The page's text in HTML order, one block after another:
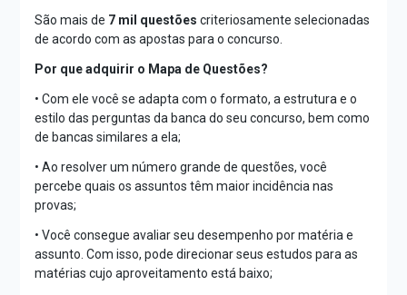
São mais de 7 mil questões criteriosamente selecionadas
de acordo com as apostas para o concurso.
Por que adquirir o Mapa de Questões?
• Com ele você se adapta com o formato, a estrutura e o
estilo das perguntas da banca do seu concurso, bem como
de bancas similares a ela;
• Ao resolver um número grande de questões, você
percebe quais os assuntos têm maior incidência nas
provas;
• Você consegue avaliar seu desempenho por matéria e
assunto. Com isso, pode direcionar seus estudos para as
matérias cujo aproveitamento está baixo;